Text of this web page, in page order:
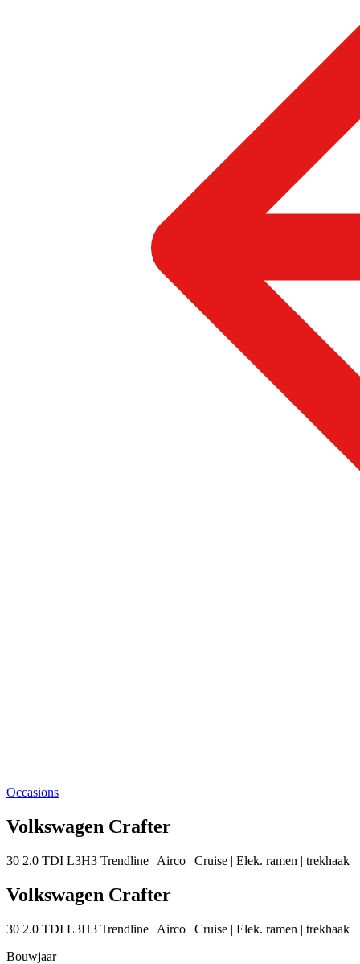
Occasions
Volkswagen Crafter
30 2.0 TDI L3H3 Trendline | Airco | Cruise | Elek. ramen | trekhaak |
Volkswagen Crafter
30 2.0 TDI L3H3 Trendline | Airco | Cruise | Elek. ramen | trekhaak |
Bouwjaar